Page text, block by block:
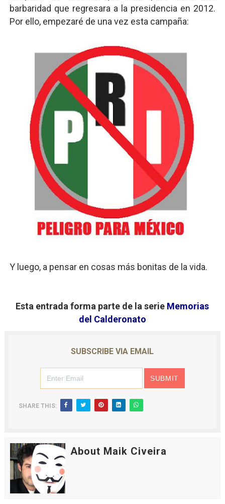
barbaridad que regresara a la presidencia en 2012.
Por ello, empezaré de una vez esta campaña:
Y luego, a pensar en cosas más bonitas de la vida.
Esta entrada forma parte de la serie Memorias
del Calderonato
SUBSCRIBE VIA EMAIL
SHARE THIS:
About Maik Civeira